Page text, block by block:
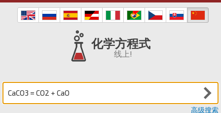
化学方程式
线上!
高级搜索